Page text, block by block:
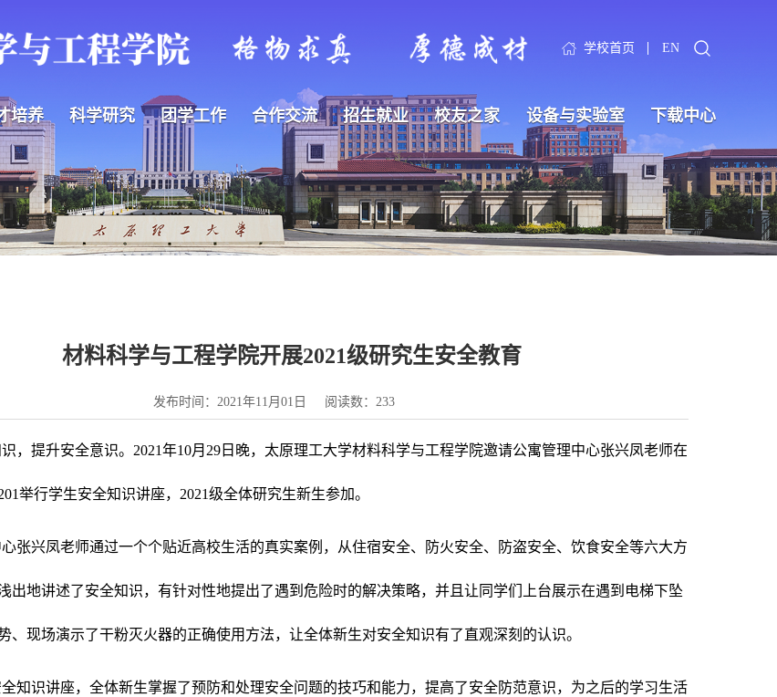
学校首页 EN
培养 科学研究 团学工作 合作交流 招生就业 校友之家 设备与实验室 下载中心
材料科学与工程学院开展2021级研究生安全教育
发布时间：2021年11月01日 阅读数： 233
，提升安全意识。2021年10月29日晚，太原理工大学材料科学与工程学院邀请公寓管理中心张兴凤老师在
举行学生安全知识讲座，2021级全体研究生新生参加。
张兴凤老师通过一个个贴近高校生活的真实案例，从住宿安全、防火安全、防盗安全、饮食安全等六大方
出地讲述了安全知识，有针对性地提出了遇到危险时的解决策略，并且让同学们上台展示在遇到电梯下坠
、现场演示了干粉灭火器的正确使用方法，让全体新生对安全知识有了直观深刻的认识。
知识讲座，全体新生掌握了预防和处理安全问题的技巧和能力，提高了安全防范意识，为之后的学习生活